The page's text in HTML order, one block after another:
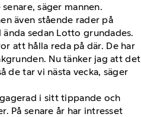
säger mannen.
även stående rader på
sedan Lotto grundades.
att hålla reda på där. De har
Nu tänker jag att det
de tar vi nästa vecka, säger
i sitt tippande och
På senare år har intresset